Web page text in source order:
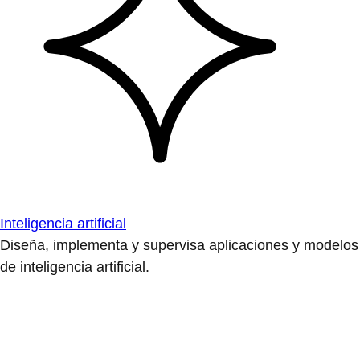
Inteligencia artificial
Diseña, implementa y supervisa aplicaciones y modelos
de inteligencia artificial.